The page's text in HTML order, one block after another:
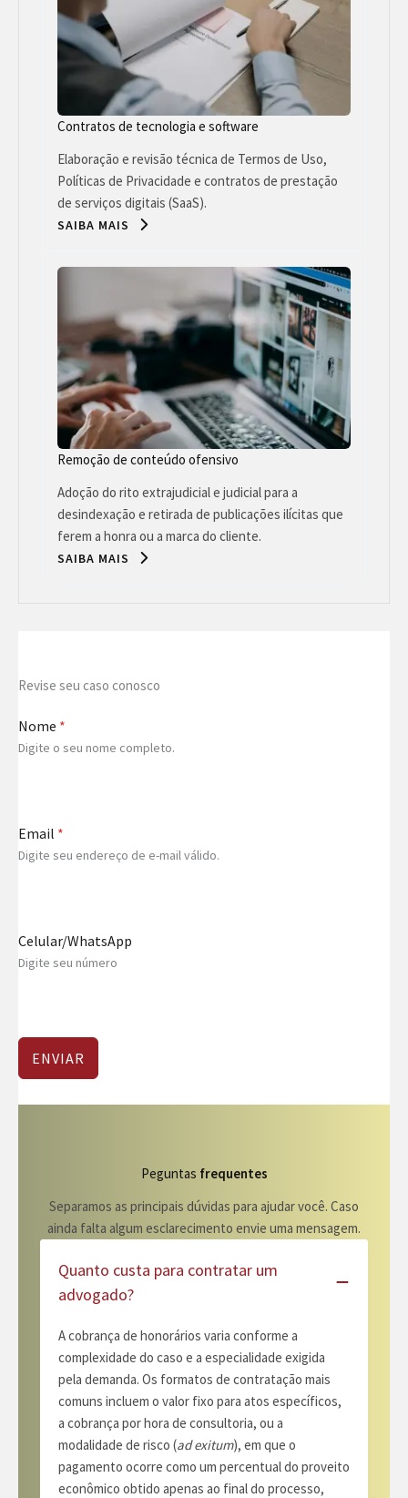
Contratos de tecnologia e software
Elaboração e revisão técnica de Termos de Uso,
Políticas de Privacidade e contratos de prestação
de serviços digitais (SaaS).
SAIBA MAIS
Remoção de conteúdo ofensivo
Adoção do rito extrajudicial e judicial para a
desindexação e retirada de publicações ilícitas que
ferem a honra ou a marca do cliente.
SAIBA MAIS
Revise seu caso conosco
Nome *
Digite o seu nome completo.
Email *
Digite seu endereço de e-mail válido.
Celular/WhatsApp
Digite seu número
ENVIAR
Peguntas frequentes
Separamos as principais dúvidas para ajudar você. Caso
ainda falta algum esclarecimento envie uma mensagem.
Quanto custa para contratar um
advogado?
A cobrança de honorários varia conforme a
complexidade do caso e a especialidade exigida
pela demanda. Os formatos de contratação mais
comuns incluem o valor fixo para atos específicos,
a cobrança por hora de consultoria, ou a
modalidade de risco (ad exitum), em que o
pagamento ocorre como um percentual do proveito
econômico obtido apenas ao final do processo,